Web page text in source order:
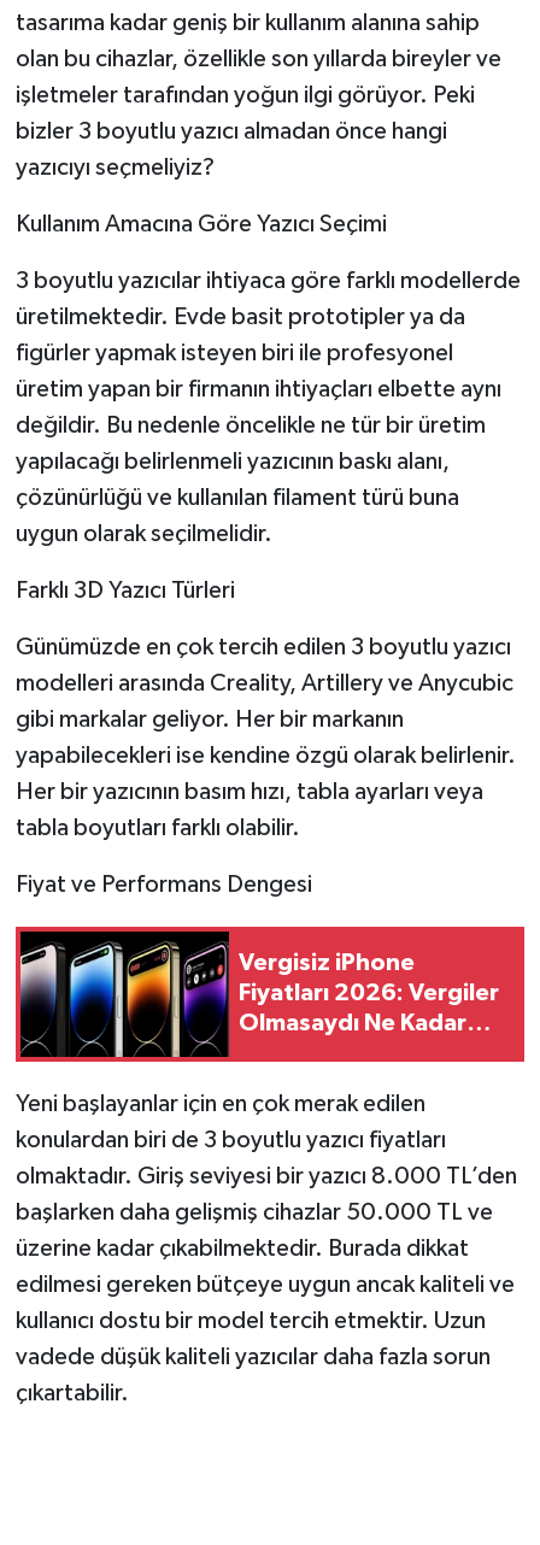
tasarıma kadar geniş bir kullanım alanına sahip
olan bu cihazlar, özellikle son yıllarda bireyler ve
işletmeler tarafından yoğun ilgi görüyor. Peki
bizler 3 boyutlu yazıcı almadan önce hangi
yazıcıyı seçmeliyiz?
Kullanım Amacına Göre Yazıcı Seçimi
3 boyutlu yazıcılar ihtiyaca göre farklı modellerde
üretilmektedir. Evde basit prototipler ya da
figürler yapmak isteyen biri ile profesyonel
üretim yapan bir firmanın ihtiyaçları elbette aynı
değildir. Bu nedenle öncelikle ne tür bir üretim
yapılacağı belirlenmeli yazıcının baskı alanı,
çözünürlüğü ve kullanılan filament türü buna
uygun olarak seçilmelidir.
Farklı 3D Yazıcı Türleri
Günümüzde en çok tercih edilen 3 boyutlu yazıcı
modelleri arasında Creality, Artillery ve Anycubic
gibi markalar geliyor. Her bir markanın
yapabilecekleri ise kendine özgü olarak belirlenir.
Her bir yazıcının basım hızı, tabla ayarları veya
tabla boyutları farklı olabilir.
Fiyat ve Performans Dengesi
Vergisiz iPhone
Fiyatları 2026: Vergiler
Olmasaydı Ne Kadar
Yeni başlayanlar için en çok merak edilen
konulardan biri de 3 boyutlu yazıcı fiyatları
olmaktadır. Giriş seviyesi bir yazıcı 8.000 TL’den
başlarken daha gelişmiş cihazlar 50.000 TL ve
üzerine kadar çıkabilmektedir. Burada dikkat
edilmesi gereken bütçeye uygun ancak kaliteli ve
kullanıcı dostu bir model tercih etmektir. Uzun
vadede düşük kaliteli yazıcılar daha fazla sorun
çıkartabilir.